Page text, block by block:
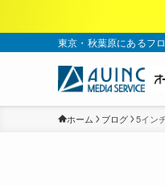
東京・秋葉原にあるフ
ホーム ブログ 5イン